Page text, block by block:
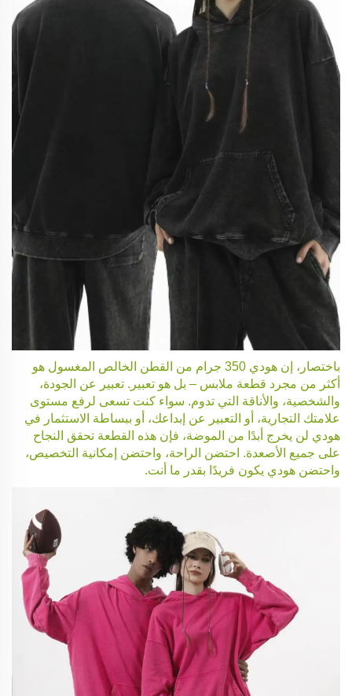
باختصار، إن هودي 350 جرام من القطن الخالص المغسول هو
أكثر من مجرد قطعة ملابس – بل هو تعبير. تعبير عن الجودة،
والشخصية، والأناقة التي تدوم. سواء كنت تسعى لرفع مستوى
علامتك التجارية، أو التعبير عن إبداعك، أو ببساطة الاستثمار في
هودي لن يخرج أبدًا من الموضة، فإن هذه القطعة تحقق النجاح
على جميع الأصعدة. احتضن الراحة، واحتضن إمكانية التخصيص،
واحتضن هودي يكون فريدًا بقدر ما أنت.